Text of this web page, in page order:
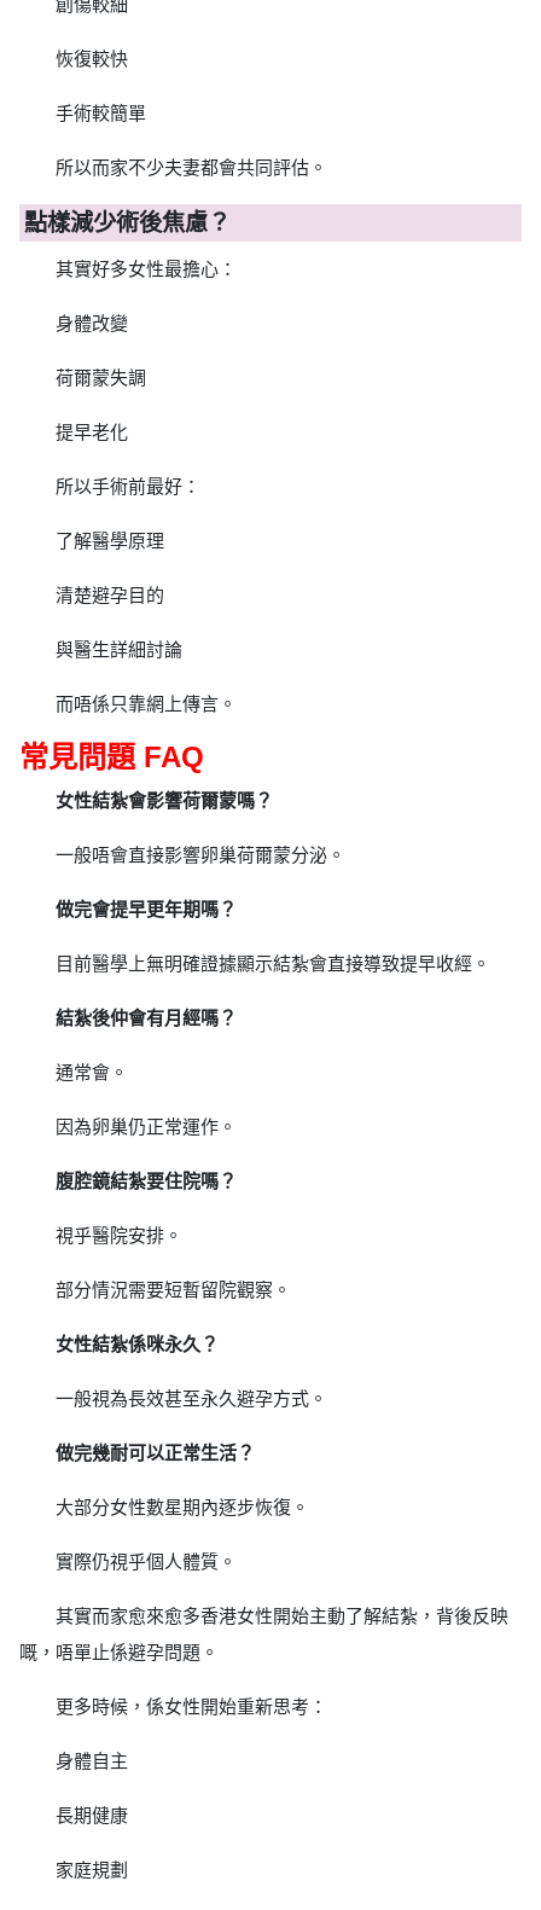
恢復較快
手術較簡單
所以而家不少夫妻都會共同評估。
點樣減少術後焦慮？
其實好多女性最擔心：
身體改變
荷爾蒙失調
提早老化
所以手術前最好：
了解醫學原理
清楚避孕目的
與醫生詳細討論
而唔係只靠網上傳言。
常見問題 FAQ
女性結紮會影響荷爾蒙嗎？
一般唔會直接影響卵巢荷爾蒙分泌。
做完會提早更年期嗎？
目前醫學上無明確證據顯示結紮會直接導致提早收經。
結紮後仲會有月經嗎？
通常會。
因為卵巢仍正常運作。
腹腔鏡結紮要住院嗎？
視乎醫院安排。
部分情況需要短暫留院觀察。
女性結紮係咪永久？
一般視為長效甚至永久避孕方式。
做完幾耐可以正常生活？
大部分女性數星期內逐步恢復。
實際仍視乎個人體質。
其實而家愈來愈多香港女性開始主動了解結紮，背後反映
嘅，唔單止係避孕問題。
更多時候，係女性開始重新思考：
身體自主
長期健康
家庭規劃